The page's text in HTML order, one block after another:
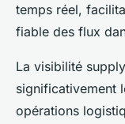
temps réel,
fiable des flux
La visibilité
significativement
opérations